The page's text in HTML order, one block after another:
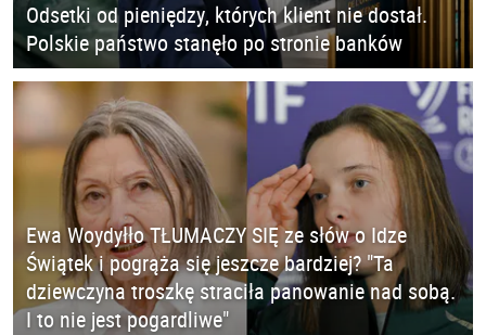
Odsetki od pieniędzy, których klient nie dostał.
Polskie państwo stanęło po stronie banków
Ewa Woydyłło TŁUMACZY SIĘ ze słów o Idze
Świątek i pogrąża się jeszcze bardziej? "Ta
dziewczyna troszkę straciła panowanie nad sobą.
I to nie jest pogardliwe"